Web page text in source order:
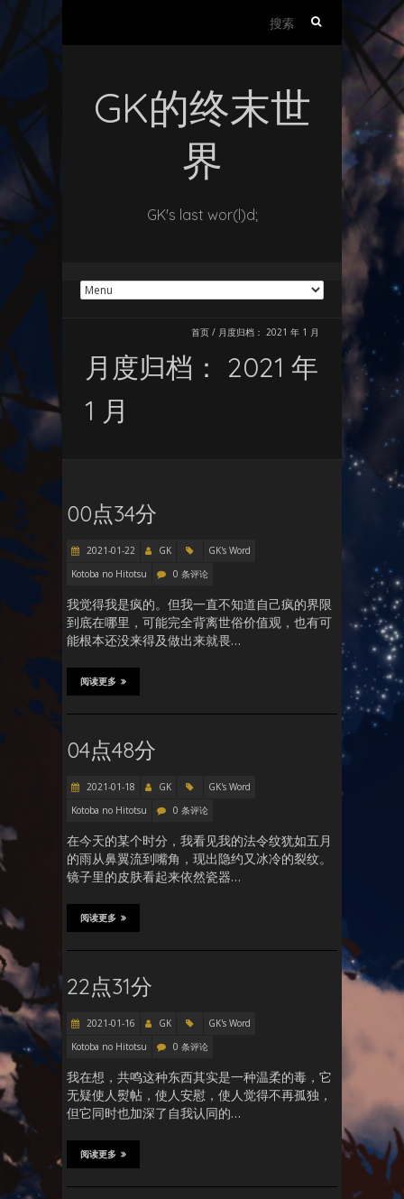
GK的终末世
界
GK's last wor(l)d;
首页 / 月度归档： 2021 年 1 月
月度归档： 2021 年
1 月
00点34分
2021-01-22 GK
GK's Word
Kotoba no Hitotsu
0 条评论
我觉得我是疯的。但我一直不知道自己疯的界限
到底在哪里，可能完全背离世俗价值观，也有可
能根本还没来得及做出来就畏…
阅读更多
04点48分
2021-01-18 GK
GK's Word
Kotoba no Hitotsu
0 条评论
在今天的某个时分，我看见我的法令纹犹如五月
的雨从鼻翼流到嘴角，现出隐约又冰冷的裂纹。
镜子里的皮肤看起来依然瓷器…
阅读更多
22点31分
2021-01-16 GK
GK's Word
Kotoba no Hitotsu
0 条评论
我在想，共鸣这种东西其实是一种温柔的毒，它
无疑使人熨帖，使人安慰，使人觉得不再孤独，
但它同时也加深了自我认同的…
阅读更多